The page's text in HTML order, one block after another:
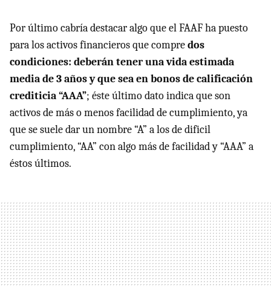
Por último cabría destacar algo que elFAAFha puesto
para los activos financieros que compredos
condiciones: deberán tener una vida estimada
media de 3 años y que sea en bonos de calificación
crediticia “AAA”; éste último dato indica que son
activos de más o menos facilidad de cumplimiento, ya
que se suele dar un nombre “A” a los de dificil
cumplimiento, “AA” con algo más de facilidad y “AAA” a
éstos últimos.